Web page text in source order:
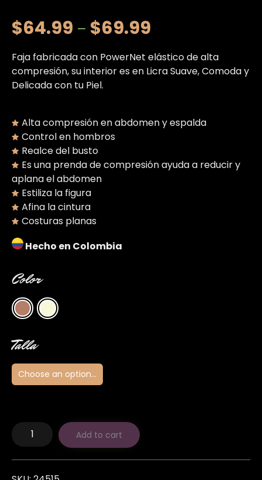
$64.99 – $69.99
Faja fabricada con PowerNet elástico de alta
compresión, su interior es en Licra Suave, Comoda y
Delicada con tu Piel.
Alta compresión en abdomen y espalda
Control en hombros
Realce del busto
Es una prenda de compresión ayuda a reducir y
aplana el abdomen
Estiliza la figura
Afina la cintura
Costuras planas
Hecho en Colombia
Color
Talla
Miss
Natalie
quantity
Add to cart